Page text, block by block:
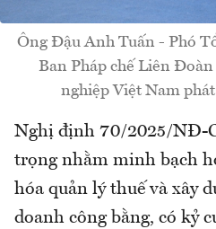
Ông Đậu Anh Tuấn - Phó
Ban Pháp chế Liên
nghiệp Việt Nam
Nghị định 70/2025/NĐ-
trọng nhằm minh bạch
hóa quản lý thuế và xây
doanh công bằng, có kỷ